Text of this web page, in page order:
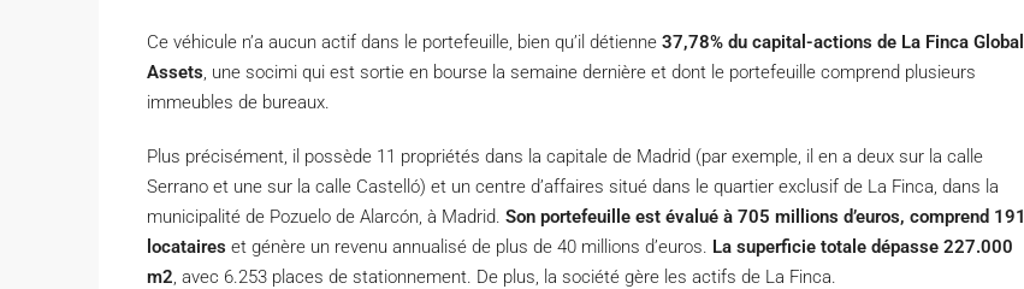
Ce véhicule n’a aucun actif dans le portefeuille, bien qu’il détienne 37,78% du capital-actions de La Finca Global
Assets, une socimi qui est sortie en bourse la semaine dernière et dont le portefeuille comprend plusieurs
immeubles de bureaux.
Plus précisément, il possède 11 propriétés dans la capitale de Madrid (par exemple, il en a deux sur la calle
Serrano et une sur la calle Castelló) et un centre d’affaires situé dans le quartier exclusif de La Finca, dans la
municipalité de Pozuelo de Alarcón, à Madrid. Son portefeuille est évalué à 705 millions d’euros, comprend 191
locataires et génère un revenu annualisé de plus de 40 millions d’euros. La superficie totale dépasse 227.000
m2, avec 6.253 places de stationnement. De plus, la société gère les actifs de La Finca.